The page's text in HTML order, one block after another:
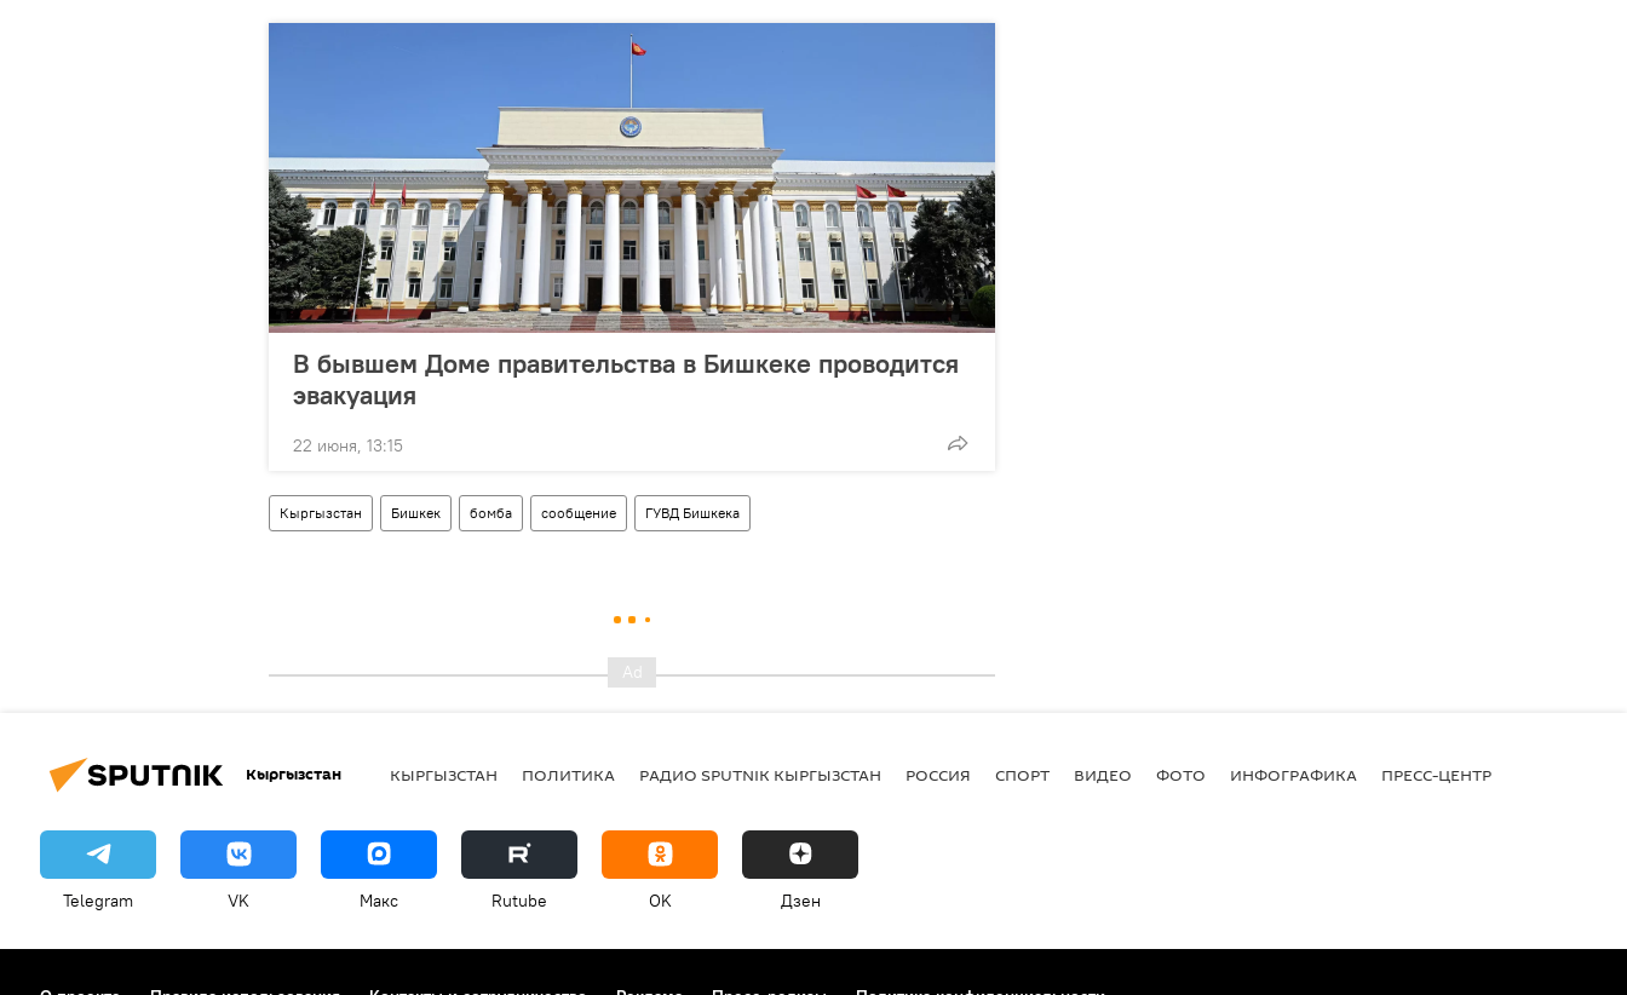
В бывшем Доме правительства в Бишкеке проводится
эвакуация
22 июня, 13:15
Кыргызстан Бишкек бомба сообщение ГУВД Бишкека
Кыргызстан КЫРГЫЗСТАН ПОЛИТИКА РАДИО SPUTNIK КЫРГЫЗСТАН РОССИЯ СПОРТ ВИДЕО ФОТО ИНФОГРАФИКА ПРЕСС-ЦЕНТР
Telegram VK Макс Rutube OK Дзен